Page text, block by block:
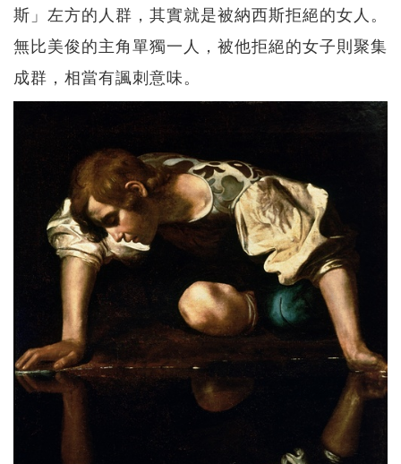
斯」左方的人群，其實就是被納西斯拒絕的女人。
無比美俊的主角單獨一人，被他拒絕的女子則聚集
成群，相當有諷刺意味。